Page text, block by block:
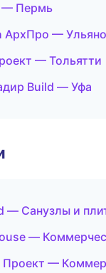
— Пермь
АрхПро —
— Тольятти
Build — Уфа
Санузлы и
—
—